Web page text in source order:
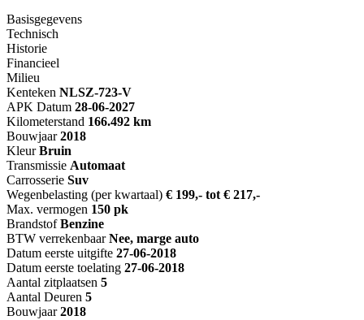
Basisgegevens
Technisch
Historie
Financieel
Milieu
Kenteken NLSZ-723-V
APK Datum 28-06-2027
Kilometerstand 166.492 km
Bouwjaar 2018
Kleur Bruin
Transmissie Automaat
Carrosserie Suv
Wegenbelasting (per kwartaal) € 199,- tot € 217,-
Max. vermogen 150 pk
Brandstof Benzine
BTW verrekenbaar Nee, marge auto
Datum eerste uitgifte 27-06-2018
Datum eerste toelating 27-06-2018
Aantal zitplaatsen 5
Aantal Deuren 5
Bouwjaar 2018